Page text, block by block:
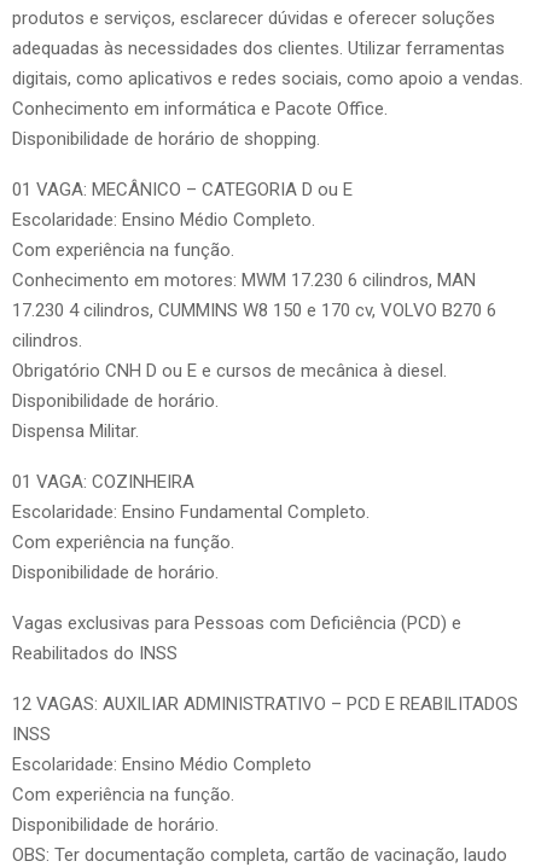
produtos e serviços, esclarecer dúvidas e oferecer soluções
adequadas às necessidades dos clientes. Utilizar ferramentas
digitais, como aplicativos e redes sociais, como apoio a vendas.
Conhecimento em informática e Pacote Office.
Disponibilidade de horário de shopping.
01 VAGA: MECÂNICO – CATEGORIA D ou E
Escolaridade: Ensino Médio Completo.
Com experiência na função.
Conhecimento em motores: MWM 17.230 6 cilindros, MAN
17.230 4 cilindros, CUMMINS W8 150 e 170 cv, VOLVO B270 6
cilindros.
Obrigatório CNH D ou E e cursos de mecânica à diesel.
Disponibilidade de horário.
Dispensa Militar.
01 VAGA: COZINHEIRA
Escolaridade: Ensino Fundamental Completo.
Com experiência na função.
Disponibilidade de horário.
Vagas exclusivas para Pessoas com Deficiência (PCD) e
Reabilitados do INSS
12 VAGAS: AUXILIAR ADMINISTRATIVO – PCD E REABILITADOS
INSS
Escolaridade: Ensino Médio Completo
Com experiência na função.
Disponibilidade de horário.
OBS: Ter documentação completa, cartão de vacinação, laudo